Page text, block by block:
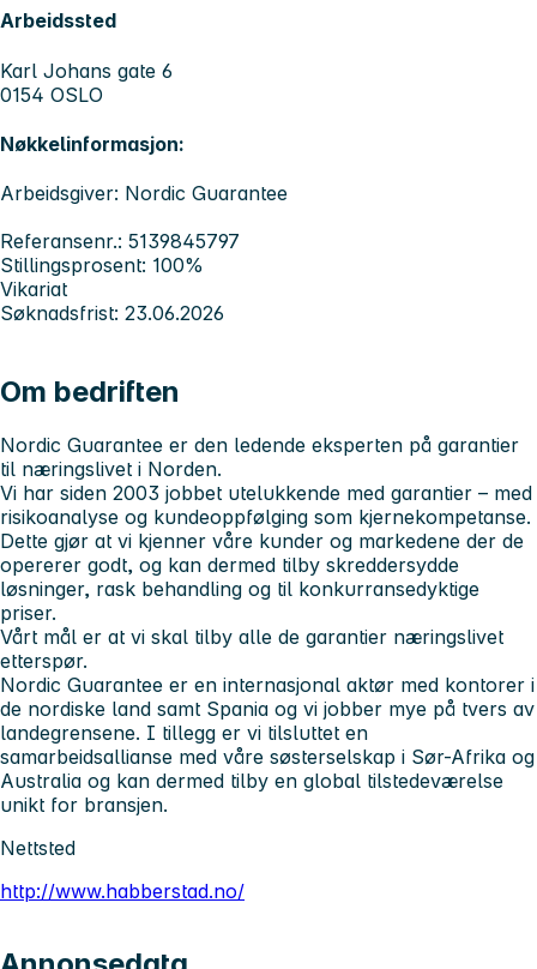
Arbeidssted
Karl Johans gate 6
0154 OSLO
Nøkkelinformasjon:
Arbeidsgiver: Nordic Guarantee
Referansenr.: 5139845797
Stillingsprosent: 100%
Vikariat
Søknadsfrist: 23.06.2026
Om bedriften
Nordic Guarantee er den ledende eksperten på garantier
til næringslivet i Norden.
Vi har siden 2003 jobbet utelukkende med garantier – med
risikoanalyse og kundeoppfølging som kjernekompetanse.
Dette gjør at vi kjenner våre kunder og markedene der de
opererer godt, og kan dermed tilby skreddersydde
løsninger, rask behandling og til konkurransedyktige
priser.
Vårt mål er at vi skal tilby alle de garantier næringslivet
etterspør.
Nordic Guarantee er en internasjonal aktør med kontorer i
de nordiske land samt Spania og vi jobber mye på tvers av
landegrensene. I tillegg er vi tilsluttet en
samarbeidsallianse med våre søsterselskap i Sør-Afrika og
Australia og kan dermed tilby en global tilstedeværelse
unikt for bransjen.
Nettsted
http://www.habberstad.no/